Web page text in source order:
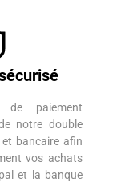
de paiement
notre double
bancaire afin
vos achats
et la banque